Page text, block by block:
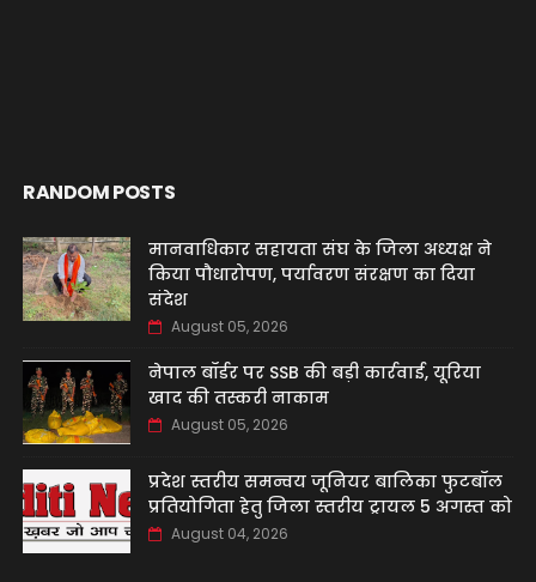
RANDOM POSTS
मानवाधिकार सहायता संघ के जिला अध्यक्ष ने
किया पौधारोपण, पर्यावरण संरक्षण का दिया
संदेश
August 05, 2026
नेपाल बॉर्डर पर SSB की बड़ी कार्रवाई, यूरिया
खाद की तस्करी नाकाम
August 05, 2026
प्रदेश स्तरीय समन्वय जूनियर बालिका फुटबॉल
प्रतियोगिता हेतु जिला स्तरीय ट्रायल 5 अगस्त को
August 04, 2026